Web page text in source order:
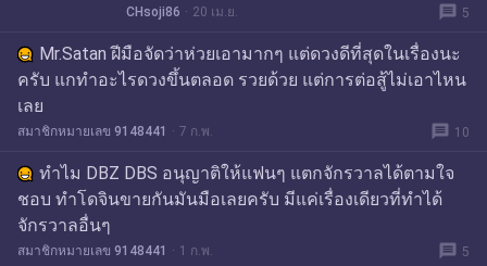
CHsoji86 20 เม.ย. message 5
Mr.Satan ฝีมือจัดว่าห่วยเอามากๆ แต่ดวงดีที่สุดในเรื่องนะ
ครับ แกทำอะไรดวงขึ้นตลอด รวยด้วย แต่การต่อสู้ไม่เอาไหน
เลย
สมาชิกหมายเลข 9148441 7 ก.พ. message 10
ทำไม DBZ DBS อนุญาติให้แฟนๆ แตกจักรวาลได้ตามใจ
ชอบ ทำโดจินขายกันมันมือเลยครับ มีแค่เรื่องเดียวที่ทำได้
จักรวาลอื่นๆ
สมาชิกหมายเลข 9148441 1 ก.พ. message 5